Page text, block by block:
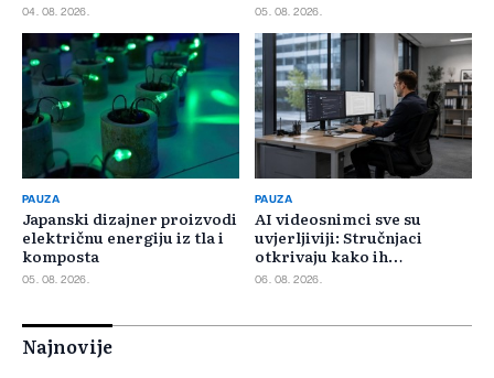
04. 08. 2026. 05. 08. 2026.
PAUZA
Japanski dizajner proizvodi
električnu energiju iz tla i
komposta
05. 08. 2026.
PAUZA
AI videosnimci sve su
uvjerljiviji: Stručnjaci
otkrivaju kako ih
prepoznati
06. 08. 2026.
Najnovije